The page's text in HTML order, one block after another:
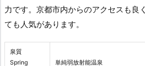
力です。京都市内からのアクセスも良
ても人気があります。
泉質
Spring
単純弱放射能温泉